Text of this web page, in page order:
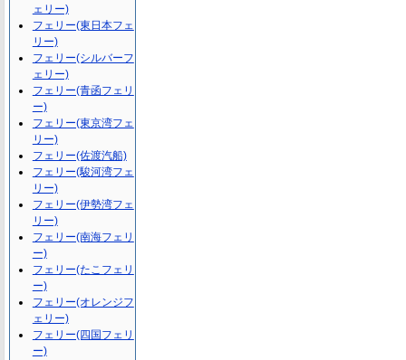
ェリー)
フェリー(東日本フェ
リー)
フェリー(シルバーフ
ェリー)
フェリー(青函フェリ
ー)
フェリー(東京湾フェ
リー)
フェリー(佐渡汽船)
フェリー(駿河湾フェ
リー)
フェリー(伊勢湾フェ
リー)
フェリー(南海フェリ
ー)
フェリー(たこフェリ
ー)
フェリー(オレンジフ
ェリー)
フェリー(四国フェリ
ー)